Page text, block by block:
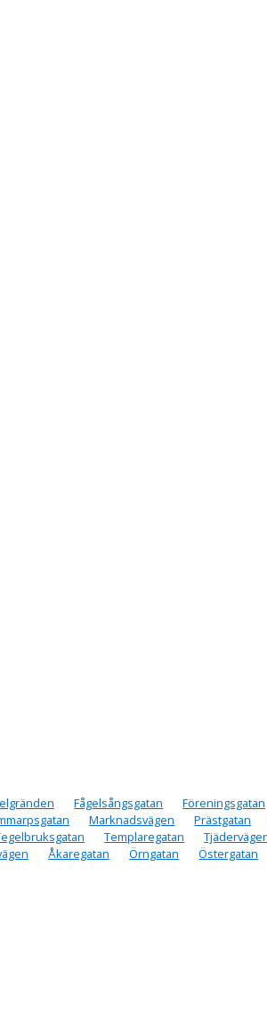
Fågelsångsgatan Föreningsgatan
Marknadsvägen Prästgatan
Templaregatan
Åkaregatan Örngatan Östergatan